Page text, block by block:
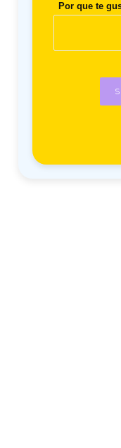
Por que te